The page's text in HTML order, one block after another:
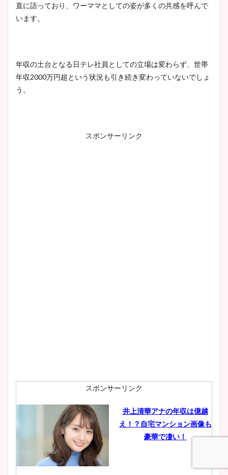
とめ！美脚や水着姿に年齢も
宇賀神メグアナのニット画像
直に語っており、ワーママとしての姿が多くの共感を呼んで
います。
年収の土台となる日テレ社員としての立場は変わらず、世帯
年収2000万円超という状況も引き続き変わっていないでしょ
う。
スポンサーリンク
スポンサーリンク
井上清華アナの年収は億越
え！？自宅マンション画像も
豪華で凄い！